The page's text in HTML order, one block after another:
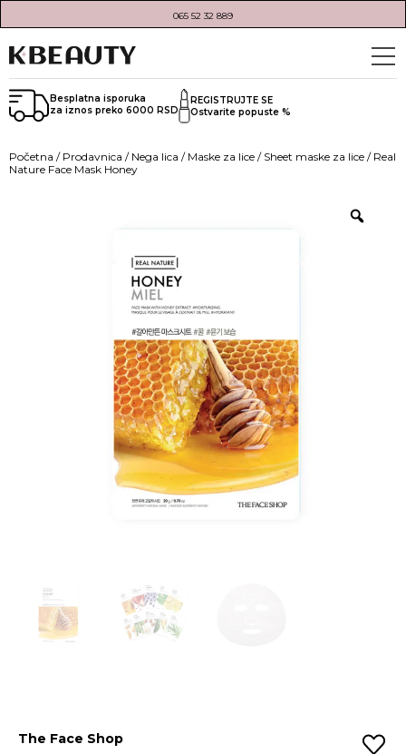
065 52 32 889
Besplatna isporuka
za iznos preko 6000 RSD
REGISTRUJTE SE
Ostvarite popuste %
Početna / Prodavnica / Nega lica / Maske za lice / Sheet maske za lice / Real
Nature Face Mask Honey
The Face Shop